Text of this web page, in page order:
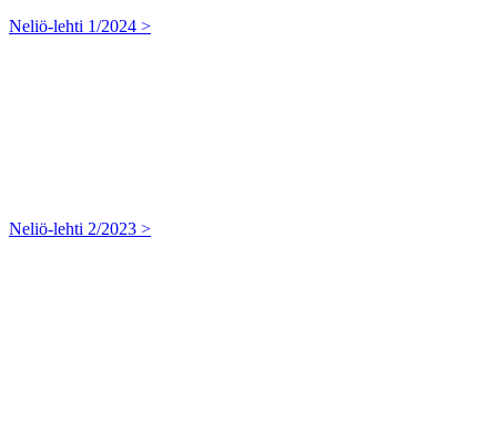
Neliö-lehti 1/2024 >
Neliö-lehti 2/2023 >